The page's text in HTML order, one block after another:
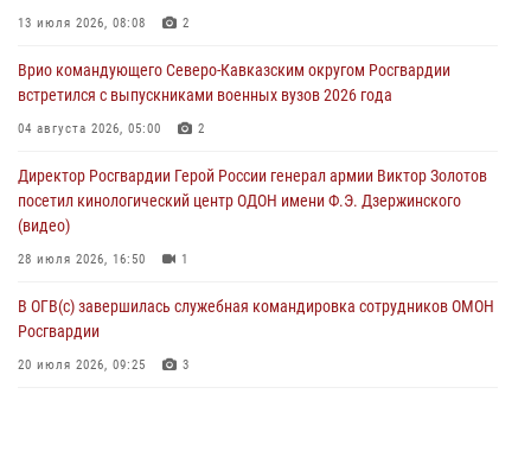
Росгвардейцы провели патриотическое занятие для детей на
08 августа 2026, 14:10 3
В ЛНР росгвардейцы провели тренировку по единоборствам для
08 августа 2026, 13:00
13 июля 2026, 08:08 2
Врио командующего Северо-Кавказским округом Росгвардии
встретился с выпускниками военных вузов 2026 года
04 августа 2026, 05:00 2
Директор Росгвардии Герой России генерал армии Виктор Золотов
посетил кинологический центр ОДОН имени Ф.Э. Дзержинского
(видео)
28 июля 2026, 16:50 1
В ОГВ(с) завершилась служебная командировка сотрудников ОМОН
Росгвардии
20 июля 2026, 09:25 3